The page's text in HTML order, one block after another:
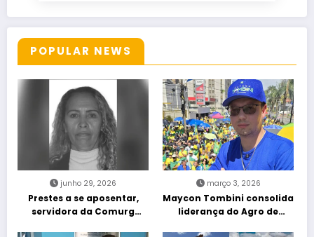
POPULAR NEWS
junho 29, 2026
Prestes a se aposentar,
servidora da Comurg
março 3, 2026
Maycon Tombini consolida
liderança do Agro de